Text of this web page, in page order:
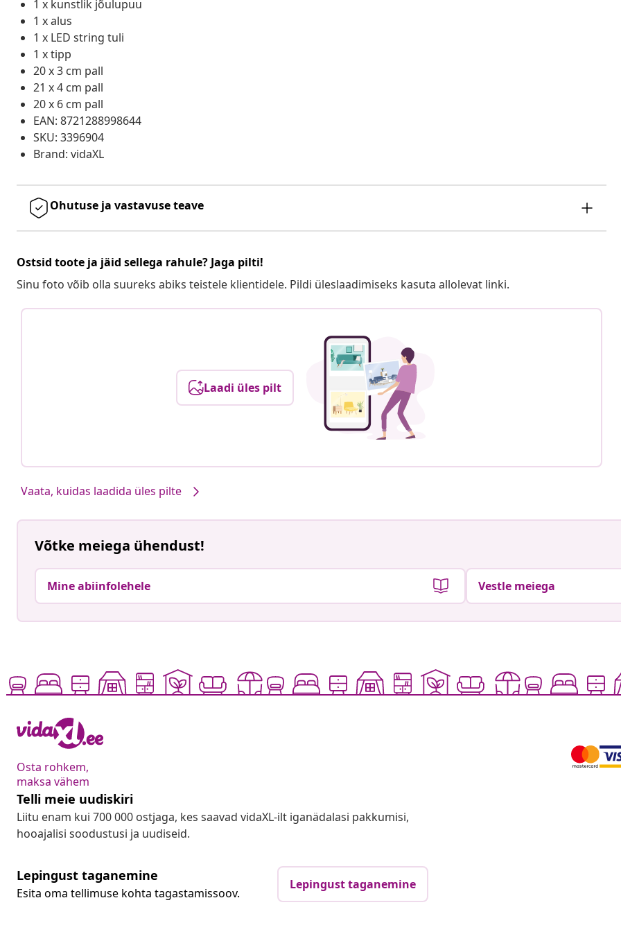
1 x kunstlik jõulupuu
1 x alus
1 x LED string tuli
1 x tipp
20 x 3 cm pall
21 x 4 cm pall
20 x 6 cm pall
EAN: 8721288998644
SKU: 3396904
Brand: vidaXL
Ohutuse ja vastavuse teave
Ostsid toote ja jäid sellega rahule? Jaga pilti!
Sinu foto võib olla suureks abiks teistele klientidele. Pildi üleslaadimiseks kasuta allolevat linki.
Laadi üles pilt
Vaata, kuidas laadida üles pilte
Võtke meiega ühendust!
Mine abiinfolehele Vestle meiega
Osta rohkem,
maksa vähem
Telli meie uudiskiri
Liitu enam kui 700 000 ostjaga, kes saavad vidaXL-ilt iganädalasi pakkumisi,
hooajalisi soodustusi ja uudiseid.
Lepingust taganemine
Esita oma tellimuse kohta tagastamissoov.
Lepingust taganemine